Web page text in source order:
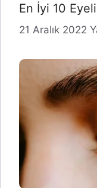
En İyi 10
21 Aralık 2022